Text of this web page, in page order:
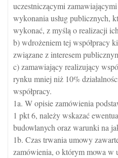
uczestniczącymi
wykonania usług publicznych,
wykonać, z myślą o realizacji
b) wdrożeniem tej współpracy
związane z interesem
c) zamawiający realizujący
rynku mniej niż 10%
współpracy.
1a. W opisie zamówienia
1 pkt 6, należy wskazać
budowlanych oraz warunki na
1b. Czas trwania umowy
zamówienia, o którym mowa w